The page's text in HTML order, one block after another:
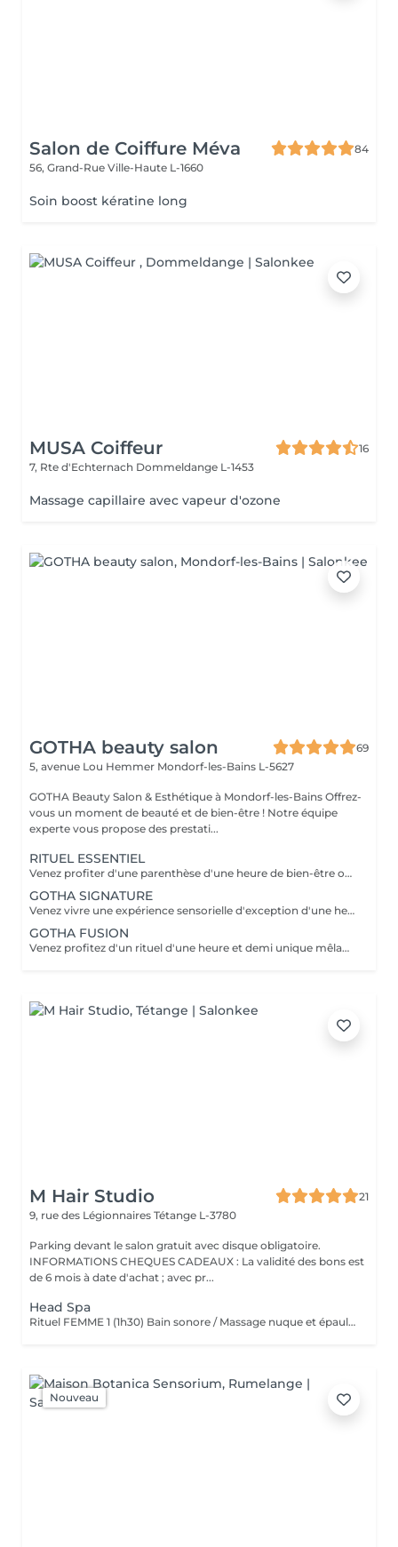
Salon de Coiffure Méva
84
56, Grand-Rue Ville-Haute L-1660
Soin boost kératine long
MUSA Coiffeur
16
7, Rte d'Echternach Dommeldange L-1453
Massage capillaire avec vapeur d'ozone
GOTHA beauty salon
69
5, avenue Lou Hemmer Mondorf-les-Bains L-5627
GOTHA Beauty Salon & Esthétique à Mondorf-les-Bains Offrez-
vous un moment de beauté et de bien-être ! Notre équipe
experte vous propose des prestati...
RITUEL ESSENTIEL
Venez profiter d'une parenthèse d'une heure de bien-être où cuir chevelu et cheveux sont sublimés grâce à des soins personnalisés. Laissez-vous guider dans une première immersion douce et profondément relaxante.
GOTHA SIGNATURE
Venez vivre une expérience sensorielle d'exception d'une heure et demi, où chaque geste vous enveloppe dans un lâcher-prise absolu. Laissez-vous porter par un rituel profond, alliant détente, raffinement et évasion.
GOTHA FUSION
Venez profitez d'un rituel d'une heure et demi unique mêlant head spa et soin du visage pour une harmonie parfaite entre éclat et relaxation. Laissez-vous transporter dans une expérience enveloppante, où le corps et l'esprit se relâchent pleinement.
M Hair Studio
21
9, rue des Légionnaires Tétange L-3780
Parking devant le salon gratuit avec disque obligatoire.
INFORMATIONS CHEQUES CADEAUX : La validité des bons est
de 6 mois à date d'achat ; avec pr...
Head Spa
Rituel FEMME 1 (1h30) Bain sonore / Massage nuque et épaules / Massage cuir chevelu (avec outils) / Gommage cuir chevelu / Cascade d'eau / Shampooing / Soin / masque / Bain / vapeur / Séchage Rituel FEMME 2 (2h00) Bain sonore / Points de pression avec pochons (aux herbes aromatiques) / Soin visage (nettoyage, gommage, masque en tissu hydratant, crème de jour) / Massage buste et épaules / Massage visage / masque quartz rose / Massage cuir chevelu (avec outils) / Gommage cuir chevelu / Cascade d'eau / Shampooing / Soin / masque / Bain vapeur aromathérapie / Détente bras, mains / Luminothérapie* / Séchage Rituel HOMME (1h15) Bain sonore / Massage visage, nuque et épaules / Massage cuir chevelu (avec outils) / Gommage cuir chevelu / Cascade d'eau / Shampooing / Bain vapeur aromathérapie / Lotion tonique énergisante / Séchage
Nouveau